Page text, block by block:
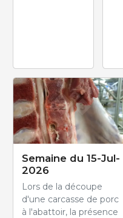
Semaine du 15-Jul-
2026
Lors de la découpe
d'une carcasse de porc
à l'abattoir, la présence